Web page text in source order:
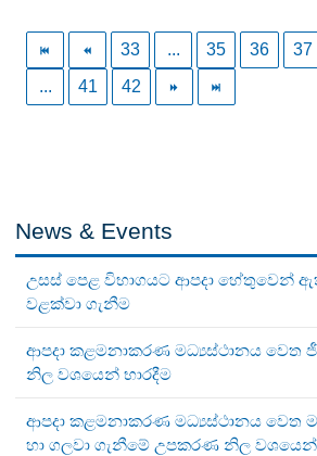
33 ... 35 36 37
...
41 42
News & Events
උසස් පෙළ විභාගයට ආපදා හේතුවෙන්
වළක්වා ගැනීම
ආපදා කළමනාකරණ මධ්‍යස්ථානය වෙත
නිල වශයෙන් භාරදීම
ආපදා කළමනාකරණ මධ්‍යස්ථානය වෙත
හා ගලවා ගැනීමේ උපකරණ නිල වශයෙන්